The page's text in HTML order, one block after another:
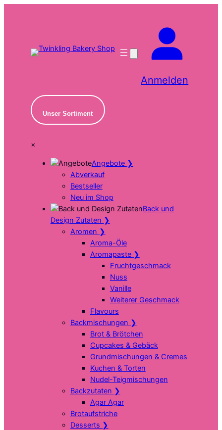
Anmelden
Unser Sortiment
×
Angebote ❯
Abverkauf
Bestseller
Neu im Shop
Back und
Design Zutaten ❯
Aromen ❯
Aroma-Öle
Aromapaste ❯
Fruchtgeschmack
Nuss
Vanille
Weiterer Geschmack
Flavours
Backmischungen ❯
Brot & Brötchen
Cupcakes & Gebäck
Grundmischungen & Cremes
Kuchen & Torten
Nudel-Teigmischungen
Backzutaten ❯
Agar Agar
Brotaufstriche
Desserts ❯